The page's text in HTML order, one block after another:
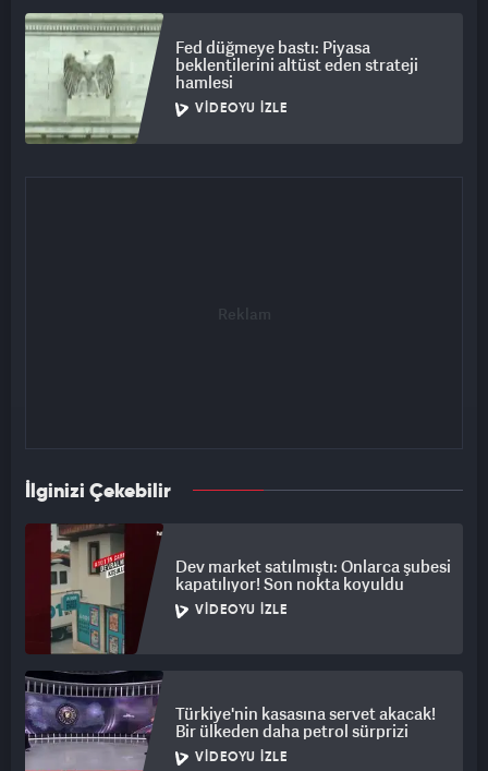
Fed düğmeye bastı: Piyasa
beklentilerini altüst eden strateji
hamlesi
VIDEOYU İZLE
İlginizi Çekebilir
Dev market satılmıştı: Onlarca şubesi
kapatılıyor! Son nokta koyuldu
VIDEOYU İZLE
Türkiye'nin kasasına servet akacak!
Bir ülkeden daha petrol sürprizi
VIDEOYU İZLE